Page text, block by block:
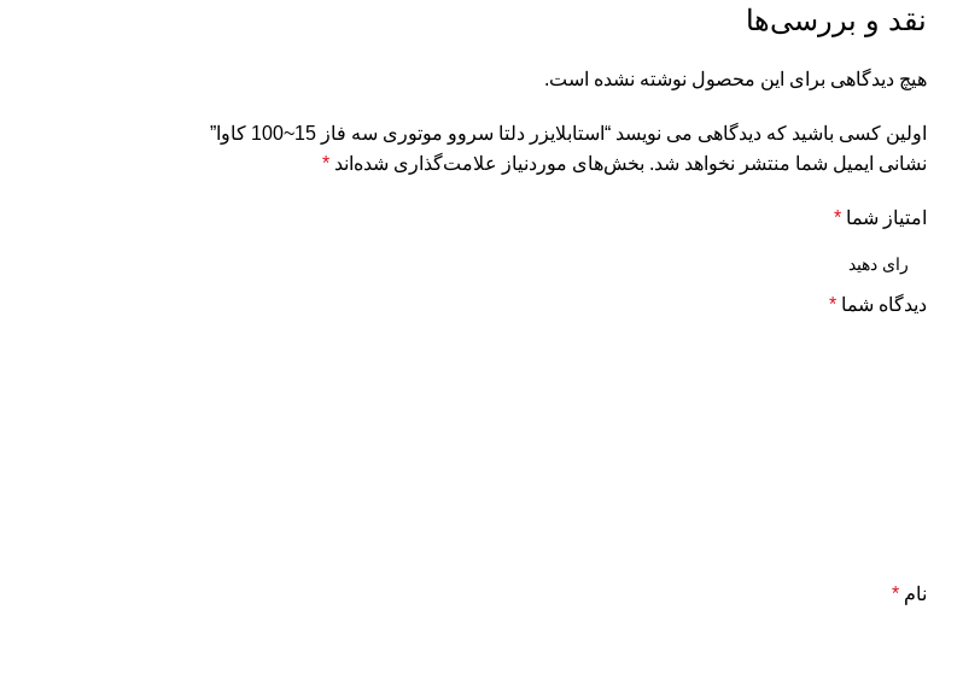
نقد و بررسی‌ها
هیچ دیدگاهی برای این محصول نوشته نشده است.
اولین کسی باشید که دیدگاهی می نویسد “استابلایزر دلتا سروو موتوری سه فاز 15~100 کاوا”
نشانی ایمیل شما منتشر نخواهد شد. بخش‌های موردنیاز علامت‌گذاری شده‌اند *
امتیاز شما *
دیدگاه شما *
نام *